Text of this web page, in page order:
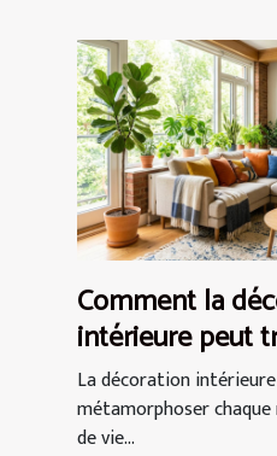
Comment la
intérieure peut
votre espace de
La décoration
métamorphoser
de vie...